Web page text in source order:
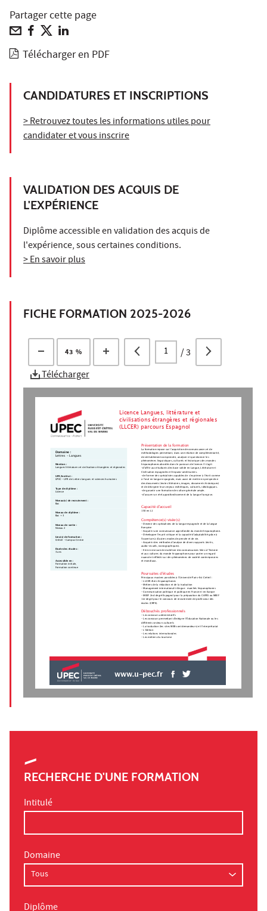
Partager cette page
Télécharger en PDF
CANDIDATURES ET INSCRIPTIONS
> Retrouvez toutes les informations utiles pour
candidater et vous inscrire
VALIDATION DES ACQUIS DE
L'EXPÉRIENCE
Diplôme accessible en validation des acquis de
l'expérience, sous certaines conditions.
> En savoir plus
FICHE FORMATION 2025-2026
43 % /3
Télécharger
Licence Langues, littérature et
civilisations étrangères et régionales
(LLCER) parcours Espagnol
Présentation de la formation
La formation repose sur l'acquisition de connaissances et de
méthodologies permettant, dans une relation de complémentarité,
de véritablement comprendre, analyser et questionner les
phénomènes linguistiques, culturels et historiques des mondes
hispanophones abordés dans le parcours de licence. Il s'agit:
-d'offrir aux étudiants des base solide en Langue, Littérature et
Civilisation espagnoles et hispano-américaines.
-de former des spécialistes capables de s’exprimer à l’écrit comme
à l’oral en langue espagnole, mais aussi de mettre en perspective
des documents (textes littéraires, images, documents historiques)
et de décrypter leurs enjeux esthétiques, culturels, idéologiques.
-de garantir une formation de culture générale ample.
-d'assurer un réel approfondissement de la langue française.
Capacité d'accueil
150 en L1
Compétence(s) visée(s)
- Devenir des spécialistes de la langue espagnole et de la langue
française
- Acquérir une connaissance approfondie du monde hispanophone.
- Développer l'esprit critique et la capacité d'adaptabilité grâce à
l'ouverture à d'autres modes de pensée et de vie.
- Acquérir des méthodes d'analyse de divers supports (écrits,
audio-visuels, iconographiques).
- Etre en mesure de mobiliser des connaissances liées à l'histoire
et aux cultures du monde hispanophone pour porter un regard
nuancé et réfléchi sur des phénomènes de société contemporains
et mondiaux.
Poursuites d'études
Principaux masters possibles à l’Université Paris-Est Créteil :
- LLCER Aires hispanophones
- Métiers de la rédaction et de la traduction
- Management international trilingue : marchés hispanophones
- Communication politique et publique en France et en Europe
- MEEF 2nd degré Espagnol pour la préparation du CAPES ou MEEF
1er degré pour le concours de recrutement de professeur des
écoles (CRPE).
Débouchés professionnels
- Les concours administratifs
- Les concours permettant d'intégrer l’Éducation Nationale ou les
différents secteurs culturels
- La traduction (les sites WEB sont demandeurs) et l'interprétariat
- L'édition
- Les relations internationales
- Les métiers du tourisme
Domaine :
Lettres - Langues
Mention :
Langues littératures et civilisations étrangères et régionales
UFR/Institut :
UPEC - UFR de Lettres langues et sciences humaines
Type de diplôme :
Licence
Niveau(x) de recrutement :
Bac
Niveau de diplôme :
Bac + 3
Niveau de sortie :
Niveau 2
Lieu(x) de formation :
Créteil - Campus Centre
Durée des études :
3 ans
Accessible en :
Formation initiale,
Formation continue
www.u-pec.fr
RECHERCHE D'UNE FORMATION
Intitulé
Domaine
Diplôme